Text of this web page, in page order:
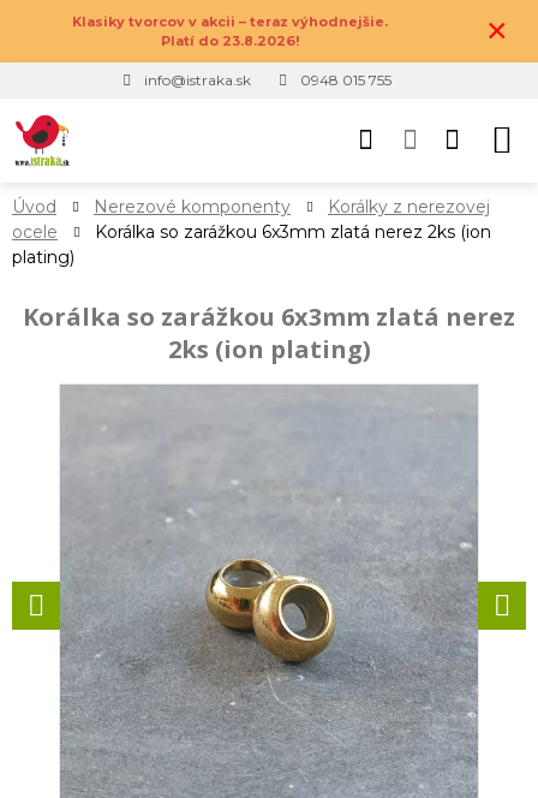
Klasiky tvorcov v akcii – teraz výhodnejšie.
Platí do 23.8.2026!
×
info@istraka.sk 0948 015 755
Úvod Nerezové komponenty
Korálky z nerezovej
ocele
Korálka so zarážkou 6x3mm zlatá nerez 2ks (ion
plating)
Korálka so zarážkou 6x3mm zlatá nerez
2ks (ion plating)